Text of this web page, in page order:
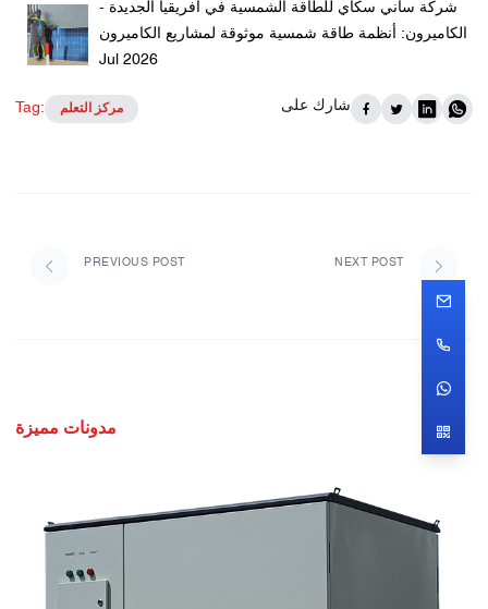
شركة ساني سكاي للطاقة الشمسية في أفريقيا الجديدة -
الكاميرون: أنظمة طاقة شمسية موثوقة لمشاريع الكاميرون
Jul 2026
Tag: مركز التعلم شارك على
PREVIOUS POST NEXT POST
مدونات مميزة